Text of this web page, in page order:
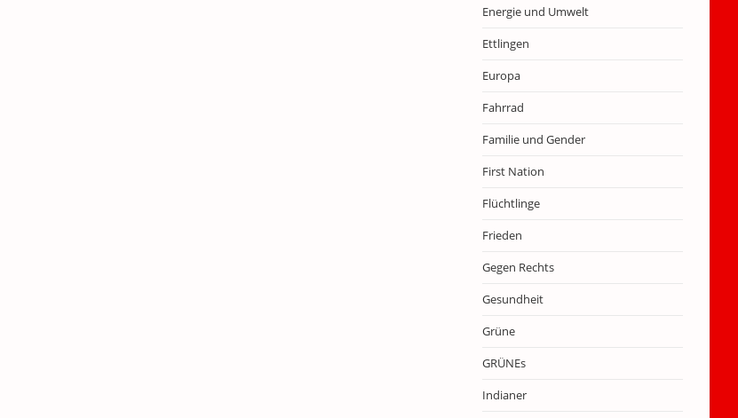
Energie und Umwelt
Ettlingen
Europa
Fahrrad
Familie und Gender
First Nation
Flüchtlinge
Frieden
Gegen Rechts
Gesundheit
Grüne
GRÜNEs
Indianer